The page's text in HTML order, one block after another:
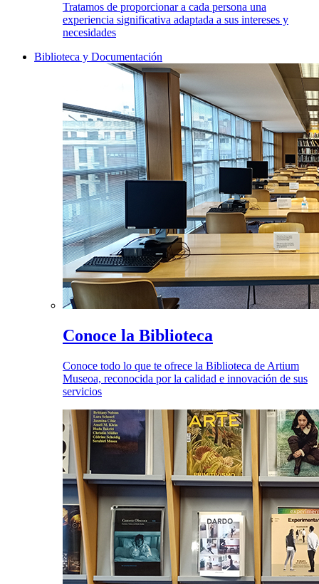
Tratamos de proporcionar a cada persona una
experiencia significativa adaptada a sus intereses y
necesidades
Biblioteca y Documentación
Conoce la Biblioteca
Conoce todo lo que te ofrece la Biblioteca de Artium
Museoa, reconocida por la calidad e innovación de sus
servicios